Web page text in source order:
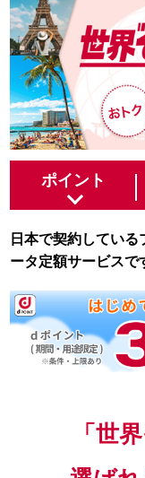
ポイント
日本で契約してい
ータ定額サービスで
「世